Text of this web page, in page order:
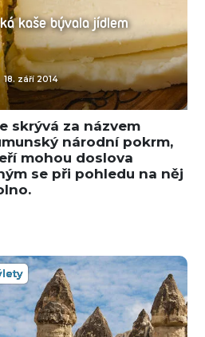
kaše bývala jídlem
18. září 2014
skrývá za názvem
národní pokrm,
mohou doslova
se při pohledu na něj